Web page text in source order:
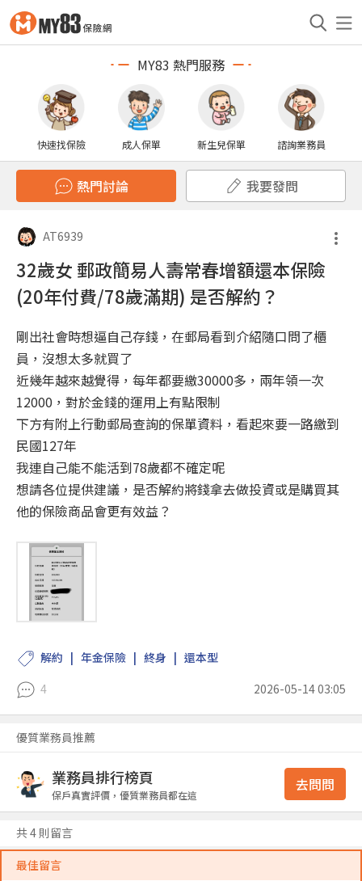
MY83 熱門服務
快速找保險 成人保單 新生兒保單 諮詢業務員
熱門討論 我要發問
AT6939
32歲女 郵政簡易人壽常春增額還本保險
(20年付費/78歲滿期) 是否解約？
剛出社會時想逼自己存錢，在郵局看到介紹隨口問了櫃
員，沒想太多就買了
近幾年越來越覺得，每年都要繳30000多，兩年領一次
12000，對於金錢的運用上有點限制
下方有附上行動郵局查詢的保單資料，看起來要一路繳到
民國127年
我連自己能不能活到78歲都不確定呢
想請各位提供建議，是否解約將錢拿去做投資或是購買其
他的保險商品會更有效益？
解約 年金保險 終身
還本型
4
2026-05-14 03:05
優質業務員推薦
業務員排行榜頁
保戶真實評價，優質業務員都在這
去問問
共 4 則留言
最佳留言